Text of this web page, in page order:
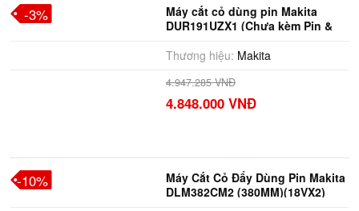
Máy cắt cỏ dùng pin Makita
DUR191UZX1 (Chưa kèm Pin &
Thương hiệu: Makita
4.947.285 VNĐ
4.848.000 VNĐ
-3%
Máy Cắt Cỏ Đẩy Dùng Pin Makita
DLM382CM2 (380MM)(18VX2)
-10%